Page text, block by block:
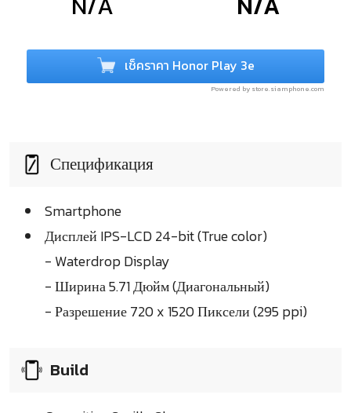
เช็คราคา Honor Play 3e
Powered by store.siamphone.com
Спецификация
Smartphone
Дисплей IPS-LCD 24-bit (True color)
- Waterdrop Display
- Ширина 5.71 Дюйм (Диагональный)
- Разрешение 720 x 1520 Пиксели (295 ppi)
Build